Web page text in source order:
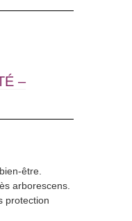
–
être.
arborescens.
protection